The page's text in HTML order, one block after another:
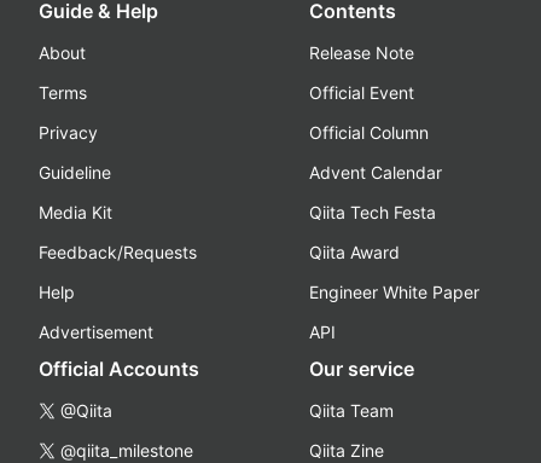
Guide & Help
About
Terms
Privacy
Guideline
Media Kit
Feedback/Requests
Help
Advertisement
Contents
Release Note
Official Event
Official Column
Advent Calendar
Qiita Tech Festa
Qiita Award
Engineer White Paper
API
Official Accounts
@Qiita
@qiita_milestone
Our service
Qiita Team
Qiita Zine